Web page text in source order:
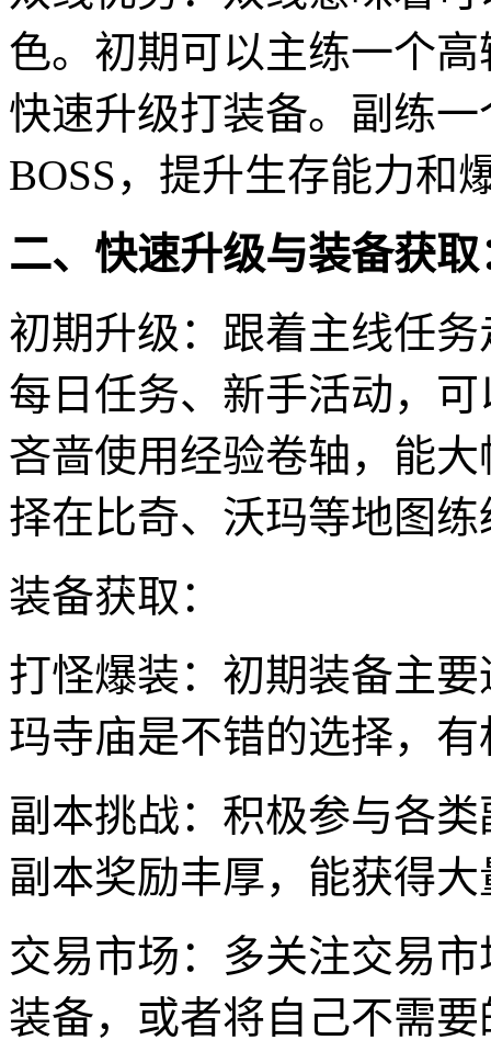
色。初期可以主练一个
快速升级打装备。副练
BOSS，提升生存能力和
二、快速升级与装备获取
初期升级：跟着主线任
每日任务、新手活动，
吝啬使用经验卷轴，能
择在比奇、沃玛等地图练
装备获取：
打怪爆装：初期装备主
玛寺庙是不错的选择，
副本挑战：积极参与各
副本奖励丰厚，能获得
交易市场：多关注交易
装备，或者将自己不需